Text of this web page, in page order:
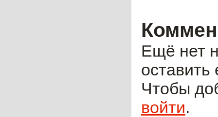
Ещё нет
оставить
Чтобы
войти.